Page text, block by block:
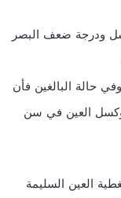
ودرجة ضعف البصر
حالة البالغين فأن
وكسل العين في سن
العين السليمة